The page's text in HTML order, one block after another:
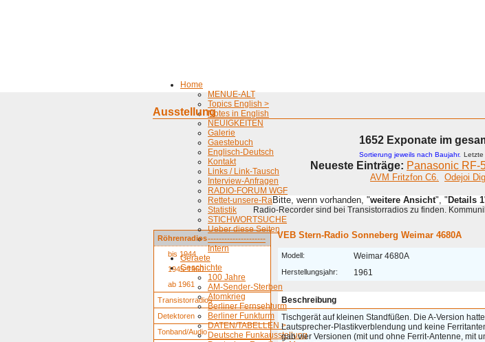
Home
MENUE-ALT
Topics English >
Notes in English
NEUIGKEITEN
Galerie
Gaestebuch
Englisch-Deutsch
Kontakt
Links / Link-Tausch
Interview-Anfragen
RADIO-FORUM WGF
Rettet-unsere-Radios
Statistik
STICHWORTSUCHE
Ueber diese Seiten
---------------------
Intern
Geraete
Geschichte
100 Jahre
AM-Sender-Sterben
Atomkrieg
Berliner Fernsehturm
Berliner Funkturm
DATEN/TABELLEN >
Deutsche Funkausstellung
Ausstellung
1652 Exponate im
Sortierung jeweils nach Baujahr. Letzte
Neueste Einträge: Panasonic RF-
AVM Fritzfon C6. Odejoi
Bitte, wenn vorhanden, "weitere Ansicht", " Details 1
Radio-Recorder sind bei Transistorradios zu finden.
Röhrenradios
bis 1944
1945-1960
ab 1961
Transistorradios
Detektoren
Tonband/Audio
VEB Stern-Radio Sonneberg Weimar 4680A
Modell: Weimar 4680A
Herstellungsjahr: 1961
Beschreibung
Tischgerät auf kleinen Standfüßen. Die A-Version
Lautsprecher-Plastikverblendung und keine
gab vier Versionen (mit und ohne Ferrit-Antenne, mit